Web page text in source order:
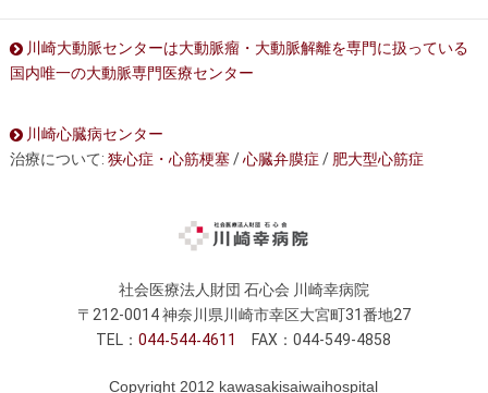
川崎大動脈センターは大動脈瘤・大動脈解離を専門に扱っている
国内唯一の大動脈専門医療センター
川崎心臓病センター
治療について: 狭心症・心筋梗塞/心臓弁膜症 / 肥大型心筋症
社会医療法人財団 石心会 川崎幸病院
〒212-0014 神奈川県川崎市幸区大宮町31番地27
TEL：044 544 4611 FAX：044-549-4858
Copyright 2012 kawasakisaiwaihospital